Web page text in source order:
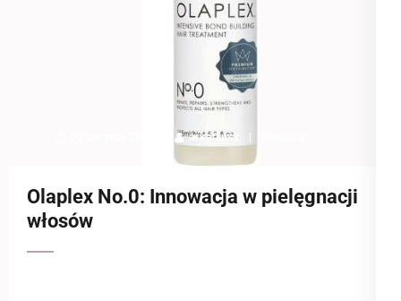
arkadiusz
Olaplex No.0: Innowacja w pielęgnacji
włosów